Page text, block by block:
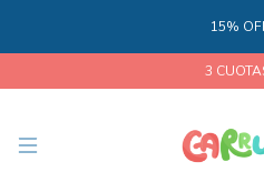
15% OFF
3 CUOTAS SIN